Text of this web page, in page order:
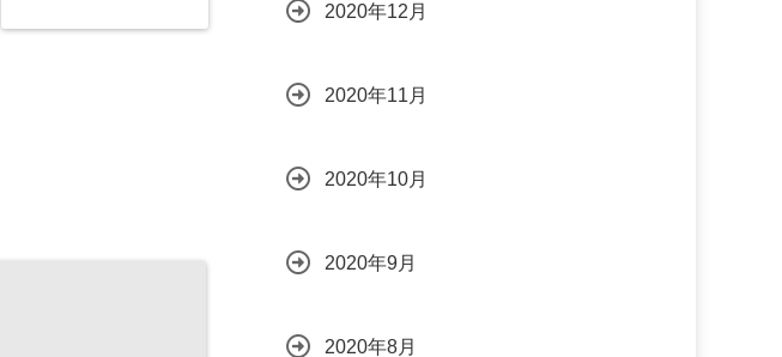
2020年12月
2020年11月
2020年10月
2020年9月
2020年8月